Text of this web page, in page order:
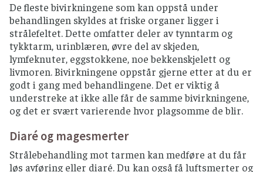
De fleste bivirkningene som kan oppstå under
behandlingen skyldes at friske organer ligger i
strålefeltet. Dette omfatter deler av tynntarm og
tykktarm, urinblæren, øvre del av skjeden,
lymfeknuter, eggstokkene, noe bekkenskjelett og
livmoren. Bivirkningene oppstår gjerne etter at du er
godt i gang med behandlingene. Det er viktig å
understreke at ikke alle får de samme bivirkningene,
og det er svært varierende hvor plagsomme de blir.
Diaré og magesmerter
Strålebehandling mot tarmen kan medføre at du får
løs avføring eller diaré. Du kan også få luftsmerter og